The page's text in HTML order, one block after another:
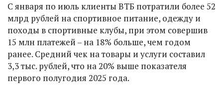
С января по июль клиенты ВТБ потратили более 52
млрд рублей на спортивное питание, одежду и
походы в спортивные клубы, при этом совершив
15 млн платежей – на 18% больше, чем годом
ранее. Средний чек на товары и услуги составил
3,3 тыс. рублей, что на 20% выше показателя
первого полугодия 2025 года.